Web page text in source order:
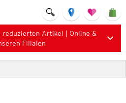
Artikel | Online &
Filialen